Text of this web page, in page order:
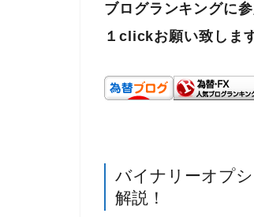
ブログランキングに
１clickお願い致しま
バイナリーオプ
解説！